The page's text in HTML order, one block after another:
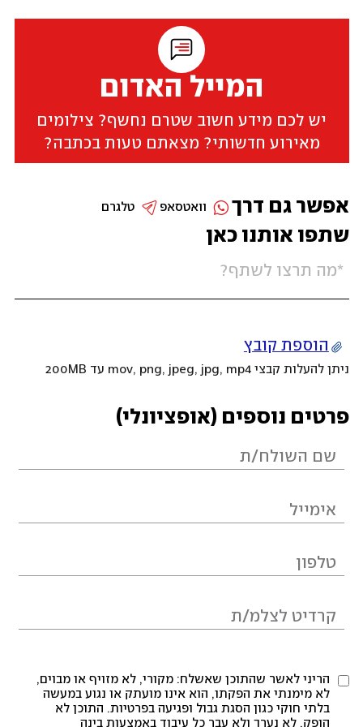
המייל האדום
יש לכם מידע חשוב שטרם נחשף? צילומים
מאירוע חדשותי? מצאתם טעות בכתבה?
שתפו אותנו כאן
הוספת קובץ
ניתן להעלות קבצי mov, png, jpeg, jpg, mp4 עד 200MB
פרטים נוספים (אופציונלי)
הריני לאשר שהתוכן שאשלח: מקורי, לא מזויף או מבוים,
לא מימנתי את הפקתו, הוא אינו מועתק או נגוע במעשה
בלתי חוקי כגון הסגת גבול ופגיעה בפרטיות. התוכן לא
הופק, לא נערך ולא עבר כל עיבוד באמצעות בינה
אפשר גם דרך טלגרם וואטסאפ